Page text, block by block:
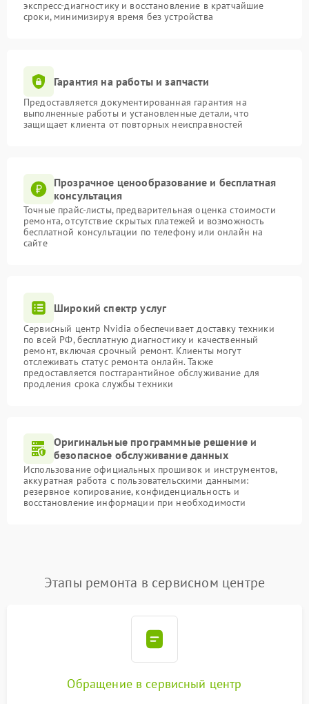
экспресс-диагностику и восстановление в кратчайшие
сроки, минимизируя время без устройства
Гарантия на работы и запчасти
Предоставляется документированная гарантия на
выполненные работы и установленные детали, что
защищает клиента от повторных неисправностей
Прозрачное ценообразование и бесплатная
консультация
Точные прайс-листы, предварительная оценка стоимости
ремонта, отсутствие скрытых платежей и возможность
бесплатной консультации по телефону или онлайн на
сайте
Широкий спектр услуг
Сервисный центр Nvidia обеспечивает доставку техники
по всей РФ, бесплатную диагностику и качественный
ремонт, включая срочный ремонт. Клиенты могут
отслеживать статус ремонта онлайн. Также
предоставляется постгарантийное обслуживание для
продления срока службы техники
Оригинальные программные решение и
безопасное обслуживание данных
Использование официальных прошивок и инструментов,
аккуратная работа с пользовательскими данными:
резервное копирование, конфиденциальность и
восстановление информации при необходимости
Этапы ремонта в сервисном центре
Обращение в сервисный центр